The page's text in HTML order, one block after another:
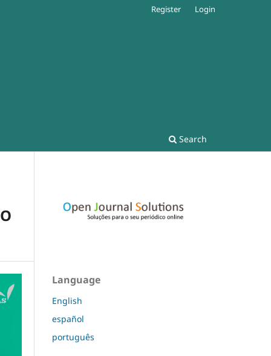
Search
Register Login
Language
English
español
português